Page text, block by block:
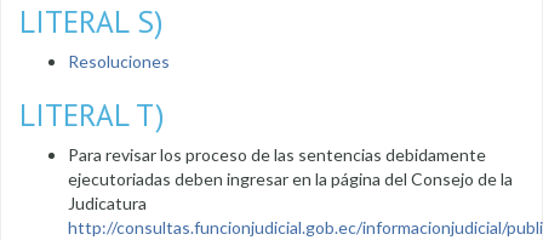
LITERAL S)
Resoluciones
LITERAL T)
Para revisar los proceso de las sentencias debidamente
ejecutoriadas deben ingresar en la página del Consejo de la
Judicatura
http://consultas.funcionjudicial.gob.ec/informacionjudicial/